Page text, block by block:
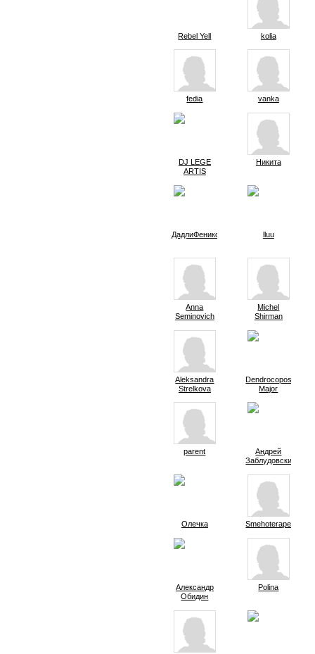
Rebel Yell kolia
fedia vanka
DJ LEGE
ARTIS
Никита
ДадлиФеникс lluu
Anna
Seminovich
Michel
Shirman
Aleksandra
Strelkova
Dendrocopos-
Major
parent
Андрей
Заблудовский
Олечка Smehoterapevt
Александр
Обидин
Polina